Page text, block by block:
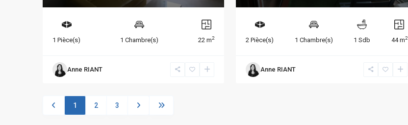
1 Pièce(s) 1 Chambre(s) 22 m2
Anne RIANT
2 Pièce(s) 1 Chambre(s) 1 Sdb 44 m2
Anne RIANT
1 2 3